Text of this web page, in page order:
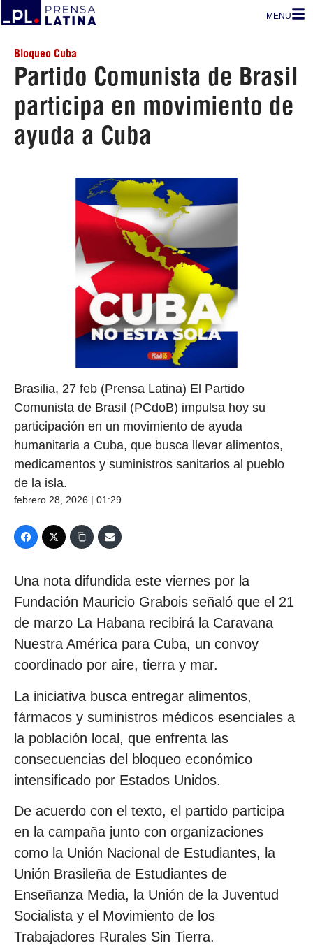
MENU
Bloqueo Cuba
Partido Comunista de Brasil
participa en movimiento de
ayuda a Cuba
Brasilia, 27 feb (Prensa Latina) El Partido
Comunista de Brasil (PCdoB) impulsa hoy su
participación en un movimiento de ayuda
humanitaria a Cuba, que busca llevar alimentos,
medicamentos y suministros sanitarios al pueblo
de la isla.
febrero 28, 2026 | 01:29
Una nota difundida este viernes por la
Fundación Mauricio Grabois señaló que el 21
de marzo La Habana recibirá la Caravana
Nuestra América para Cuba, un convoy
coordinado por aire, tierra y mar.
La iniciativa busca entregar alimentos,
fármacos y suministros médicos esenciales a
la población local, que enfrenta las
consecuencias del bloqueo económico
intensificado por Estados Unidos.
De acuerdo con el texto, el partido participa
en la campaña junto con organizaciones
como la Unión Nacional de Estudiantes, la
Unión Brasileña de Estudiantes de
Enseñanza Media, la Unión de la Juventud
Socialista y el Movimiento de los
Trabajadores Rurales Sin Tierra.